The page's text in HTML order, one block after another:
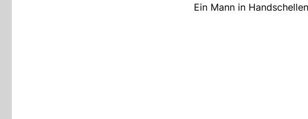
Ein Mann in